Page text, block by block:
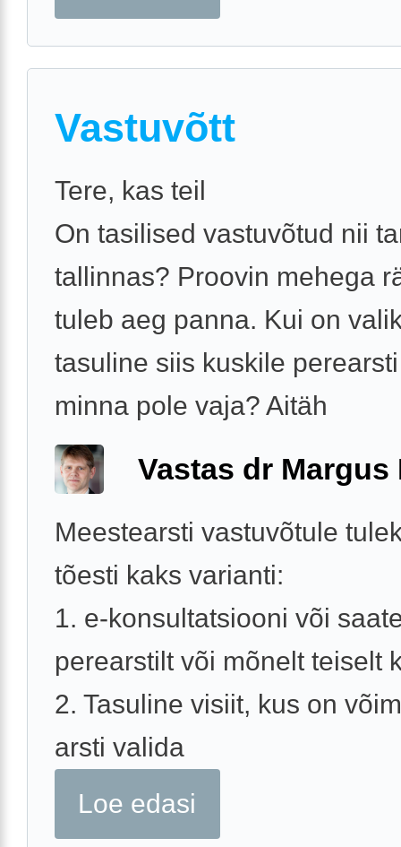
Vastuvõtt
Tere, kas teil
On tasilised vastuvõtud nii
tallinnas? Proovin mehega
tuleb aeg panna. Kui on
tasuline siis kuskile
minna pole vaja? Aitäh
Vastas dr Margus
Meestearsti vastuvõtule
tõesti kaks varianti:
1. e-konsultatsiooni või
perearstilt või mõnelt teiselt
2. Tasuline visiit, kus on
arsti valida
Loe edasi